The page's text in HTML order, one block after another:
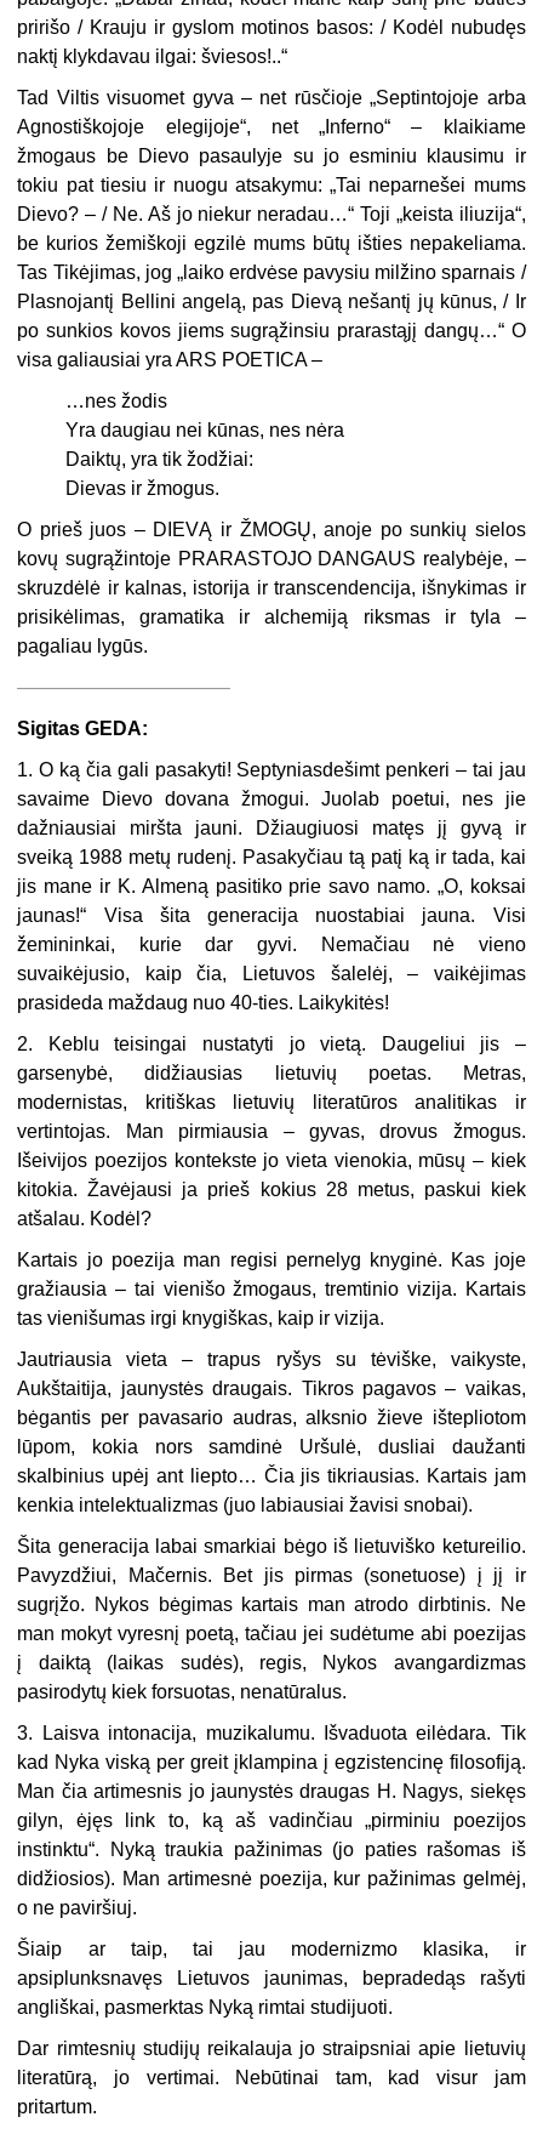
pririšo / Krauju ir gyslom motinos basos: / Kodėl nubudęs
naktį klykdavau ilgai: šviesos!..“
Tad Viltis visuomet gyva – net rūsčioje „Septintojoje arba
Agnostiškojoje elegijoje“, net „Inferno“ – klaikiame
žmogaus be Dievo pasaulyje su jo esminiu klausimu ir
tokiu pat tiesiu ir nuogu atsakymu: „Tai neparnešei mums
Dievo? – / Ne. Aš jo niekur neradau…“ Toji „keista iliuzija“,
be kurios žemiškoji egzilė mums būtų išties nepakeliama.
Tas Tikėjimas, jog „laiko erdvėse pavysiu milžino sparnais /
Plasnojantį Bellini angelą, pas Dievą nešantį jų kūnus, / Ir
po sunkios kovos jiems sugrąžinsiu prarastąjį dangų…“ O
visa galiausiai yra ARS POETICA –
…nes žodis
Yra daugiau nei kūnas, nes nėra
Daiktų, yra tik žodžiai:
Dievas ir žmogus.
O prieš juos – DIEVĄ ir ŽMOGŲ, anoje po sunkių sielos
kovų sugrąžintoje PRARASTOJO DANGAUS realybėje, –
skruzdėlė ir kalnas, istorija ir transcendencija, išnykimas ir
prisikėlimas, gramatika ir alchemiją riksmas ir tyla –
pagaliau lygūs.
———————————
Sigitas GEDA:
1. O ką čia gali pasakyti! Septyniasdešimt penkeri – tai jau
savaime Dievo dovana žmogui. Juolab poetui, nes jie
dažniausiai miršta jauni. Džiaugiuosi matęs jį gyvą ir
sveiką 1988 metų rudenį. Pasakyčiau tą patį ką ir tada, kai
jis mane ir K. Almeną pasitiko prie savo namo. „O, koksai
jaunas!“ Visa šita generacija nuostabiai jauna. Visi
žemininkai, kurie dar gyvi. Nemačiau nė vieno
suvaikėjusio, kaip čia, Lietuvos šalelėj, – vaikėjimas
prasideda maždaug nuo 40-ties. Laikykitės!
2. Keblu teisingai nustatyti jo vietą. Daugeliui jis –
garsenybė, didžiausias lietuvių poetas. Metras,
modernistas, kritiškas lietuvių literatūros analitikas ir
vertintojas. Man pirmiausia – gyvas, drovus žmogus.
Išeivijos poezijos kontekste jo vieta vienokia, mūsų – kiek
kitokia. Žavėjausi ja prieš kokius 28 metus, paskui kiek
atšalau. Kodėl?
Kartais jo poezija man regisi pernelyg knyginė. Kas joje
gražiausia – tai vienišo žmogaus, tremtinio vizija. Kartais
tas vienišumas irgi knygiškas, kaip ir vizija.
Jautriausia vieta – trapus ryšys su tėviške, vaikyste,
Aukštaitija, jaunystės draugais. Tikros pagavos – vaikas,
bėgantis per pavasario audras, alksnio žieve ištepliotom
lūpom, kokia nors samdinė Uršulė, dusliai daužanti
skalbinius upėj ant liepto… Čia jis tikriausias. Kartais jam
kenkia intelektualizmas (juo labiausiai žavisi snobai).
Šita generacija labai smarkiai bėgo iš lietuviško ketureilio.
Pavyzdžiui, Mačernis. Bet jis pirmas (sonetuose) į jį ir
sugrįžo. Nykos bėgimas kartais man atrodo dirbtinis. Ne
man mokyt vyresnį poetą, tačiau jei sudėtume abi poezijas
į daiktą (laikas sudės), regis, Nykos avangardizmas
pasirodytų kiek forsuotas, nenatūralus.
3. Laisva intonacija, muzikalumu. Išvaduota eilėdara. Tik
kad Nyka viską per greit įklampina į egzistencinę filosofiją.
Man čia artimesnis jo jaunystės draugas H. Nagys, siekęs
gilyn, ėjęs link to, ką aš vadinčiau „pirminiu poezijos
instinktu“. Nyką traukia pažinimas (jo paties rašomas iš
didžiosios). Man artimesnė poezija, kur pažinimas gelmėj,
o ne paviršiuj.
Šiaip ar taip, tai jau modernizmo klasika, ir
apsiplunksnavęs Lietuvos jaunimas, bepradedąs rašyti
angliškai, pasmerktas Nyką rimtai studijuoti.
Dar rimtesnių studijų reikalauja jo straipsniai apie lietuvių
literatūrą, jo vertimai. Nebūtinai tam, kad visur jam
pritartum.